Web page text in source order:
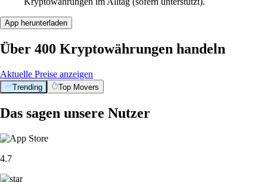
App herunterladen
Über 400 Kryptowährungen handeln
Aktuelle Preise anzeigen
Trending Top Movers
Das sagen unsere Nutzer
4.7